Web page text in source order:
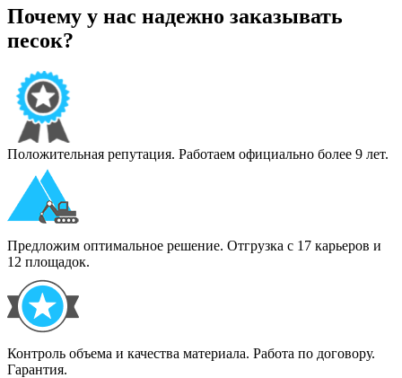
Почему у нас надежно заказывать
песок?
Положительная репутация. Работаем официально более 9 лет.
Предложим оптимальное решение. Отгрузка с 17 карьеров и
12 площадок.
Контроль объема и качества материала. Работа по договору.
Гарантия.